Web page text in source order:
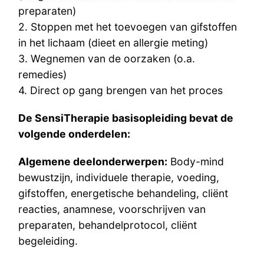
preparaten)
2. Stoppen met het toevoegen van gifstoffen
in het lichaam (dieet en allergie meting)
3. Wegnemen van de oorzaken (o.a.
remedies)
4. Direct op gang brengen van het proces
De SensiTherapie basisopleiding bevat de
volgende onderdelen:
Algemene deelonderwerpen: Body-mind
bewustzijn, individuele therapie, voeding,
gifstoffen, energetische behandeling, cliënt
reacties, anamnese, voorschrijven van
preparaten, behandelprotocol, cliënt
begeleiding.